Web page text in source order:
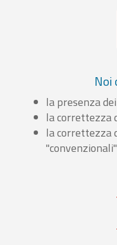
Noi
la presenza
la correttezza
la correttezza